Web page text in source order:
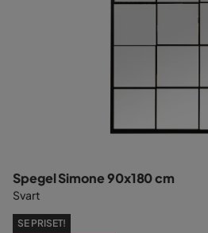
Spegel Simone 90x180 cm
Svart
SE PRISET!